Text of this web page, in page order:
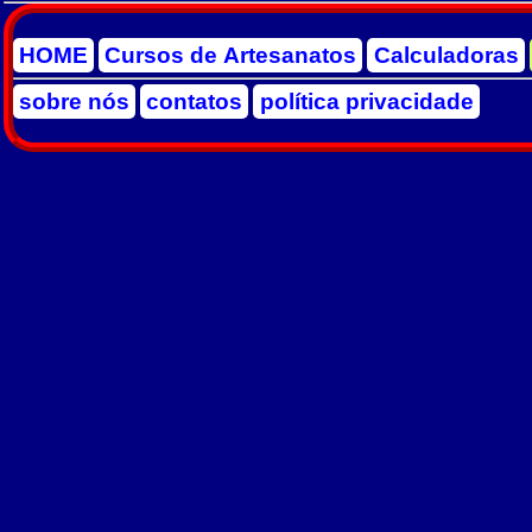
HOME Cursos de Artesanatos Calculadoras
sobre nós
contatos política privacidade